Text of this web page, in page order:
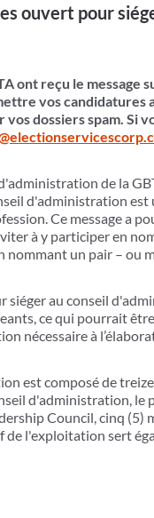
ouvert pour
ont reçu le
vos candidatures
dossiers spam. Si
de la
d'administration
Ce message a
à y participer en
nommant un pair – ou
siéger au conseil
ce qui pourrait
nécessaire à
est composé de
d'administration, le
Council, cinq (5)
de l'exploitation sert